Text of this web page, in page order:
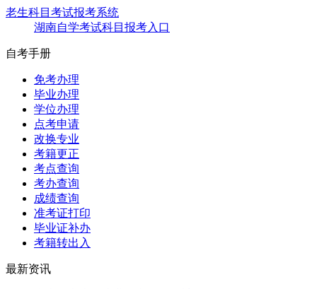
老生科目考试报考系统
湖南自学考试科目报考入口
自考手册
免考办理
毕业办理
学位办理
点考申请
改换专业
考籍更正
考点查询
考办查询
成绩查询
准考证打印
毕业证补办
考籍转出入
最新资讯